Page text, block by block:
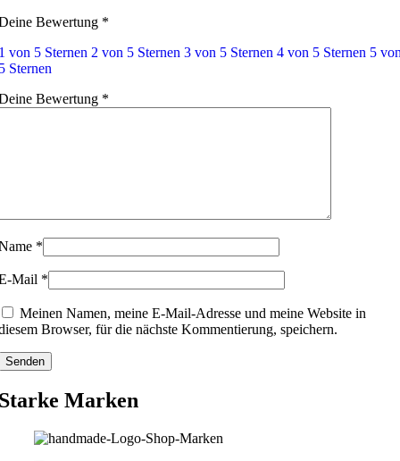
Bewertung *
von 5 Sternen 2 von 5 Sternen 3 von 5 Sternen 4 von 5 Sternen 5
Sternen
Bewertung *
*
Mail *
Meinen Namen, meine E-Mail-Adresse und meine Website in
Browser, für die nächste Kommentierung, speichern.
Marken